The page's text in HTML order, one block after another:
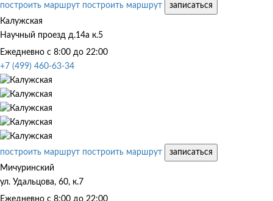
построить маршрут построить маршрут
записаться
Калужская
Научный проезд д.14а к.5
Ежедневно с 8:00 до 22:00
+7 (499) 460-63-34
построить маршрут построить маршрут
записаться
Мичуринский
ул. Удальцова, 60, к.7
Ежедневно с 8:00 до 22:00